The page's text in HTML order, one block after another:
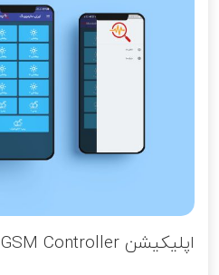
اپلیکیشن GSM Controller